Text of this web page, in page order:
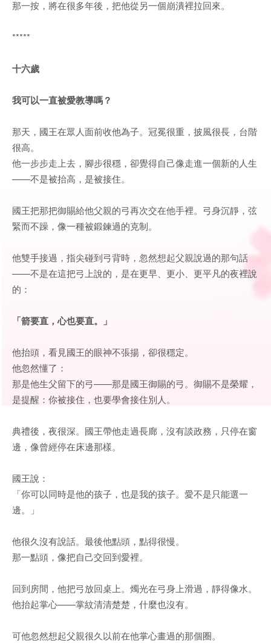
那一按，將在很多年後，把他從另一個崩潰裡拉回來。
*****
十六歲
我可以一直被愛教導嗎？
那天，國王在眾人面前收他為子。冠冕很重，披風很長，台階
很高。
他一步步走上去，腳步很穩，卻覺得自己像走進一個新的人生
——不是被抬高，是被接住。
國王把那把御賜給他父親的弓再次交在他手裡。弓身沉靜，弦
緊而不躁，像一種被鍛鍊過的克制。
他雙手接過，指尖碰到弓背時，忽然想起父親說過的那句話
——不是在這把弓上說的，是在更早、更小、更平凡的夜裡說
的：
「箭要直，心也要直。」
他抬頭，看見國王的眼神不張揚，卻很穩定。
他忽然懂了：
那是他生父留下的弓——那是國王御賜的弓。御賜不是榮耀，
是提醒：你被接住，也要學會接住別人。
典禮後，夜很深。國王帶他走過長廊，沒有談政務，只停在窗
邊，像曾經停在床邊那樣。
國王說：
「你可以同時是他的孩子，也是我的孩子。愛不是只能選一
邊。」
他很久沒有說話。最後他點頭，點得很慢。
那一點頭，像把自己交回到愛裡。
回到房間，他把弓放回桌上。燭光在弓身上滑過，靜得像水。
他抬起掌心——掌紋清清楚楚，什麼也沒有。
可他忽然想起父親很久以前在他掌心畫過的那個圈。